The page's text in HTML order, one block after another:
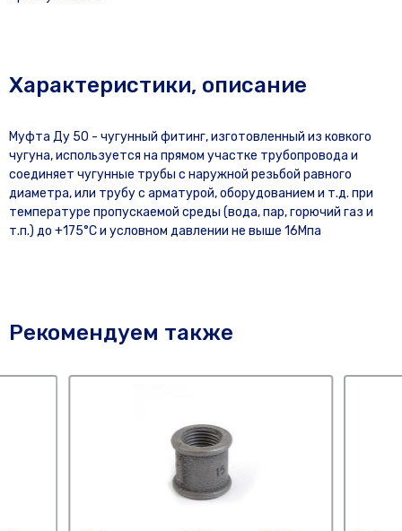
Характеристики, описание
Муфта Ду 50 - чугунный фитинг, изготовленный из ковкого
чугуна, используется на прямом участке трубопровода и
соединяет чугунные трубы с наружной резьбой равного
диаметра, или трубу с арматурой, оборудованием и т.д. при
температуре пропускаемой среды (вода, пар, горючий газ и
т.п.) до +175°С и условном давлении не выше 16Мпа
Рекомендуем также